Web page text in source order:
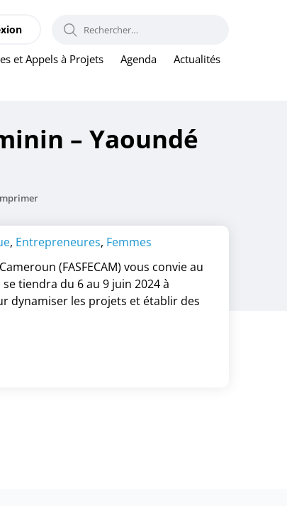
et Appels à Projets Agenda Actualités
RECHERCHER :
– Yaoundé
(FASFECAM) vous convie au
tiendra du 6 au 9 juin 2024 à
dynamiser les projets et établir des
, Entrepreneures, Femmes